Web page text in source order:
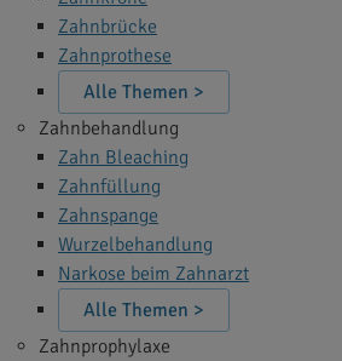
Zahnbrücke
Zahnprothese
Alle Themen >
Zahnbehandlung
Zahn Bleaching
Zahnfüllung
Zahnspange
Wurzelbehandlung
Narkose beim Zahnarzt
Alle Themen >
Zahnprophylaxe